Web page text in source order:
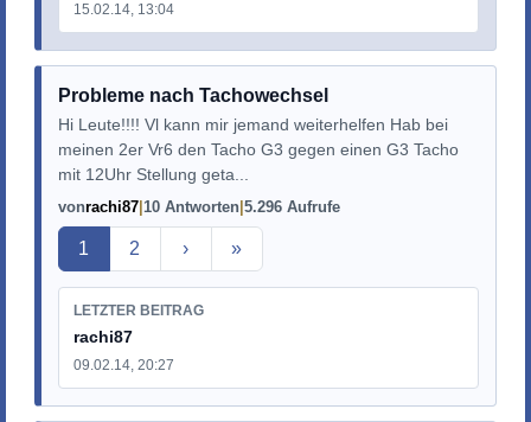
15.02.14, 13:04
Probleme nach Tachowechsel
Hi Leute!!!! Vl kann mir jemand weiterhelfen Hab bei
meinen 2er Vr6 den Tacho G3 gegen einen G3 Tacho
mit 12Uhr Stellung geta...
vonrachi87 10 Antworten 5.296 Aufrufe
Aktuelle Seite
1 2 › »
LETZTER BEITRAG
rachi87
09.02.14, 20:27